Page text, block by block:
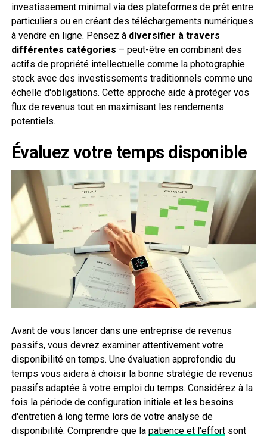
investissement minimal via des plateformes de prêt entre
particuliers ou en créant des téléchargements numériques
à vendre en ligne. Pensez à diversifier à travers
différentes catégories – peut-être en combinant des
actifs de propriété intellectuelle comme la photographie
stock avec des investissements traditionnels comme une
échelle d'obligations. Cette approche aide à protéger vos
flux de revenus tout en maximisant les rendements
potentiels.
Évaluez votre temps disponible
Avant de vous lancer dans une entreprise de revenus
passifs, vous devrez examiner attentivement votre
disponibilité en temps. Une évaluation approfondie du
temps vous aidera à choisir la bonne stratégie de revenus
passifs adaptée à votre emploi du temps. Considérez à la
fois la période de configuration initiale et les besoins
d'entretien à long terme lors de votre analyse de
disponibilité. Comprendre que la patience et l'effortsont